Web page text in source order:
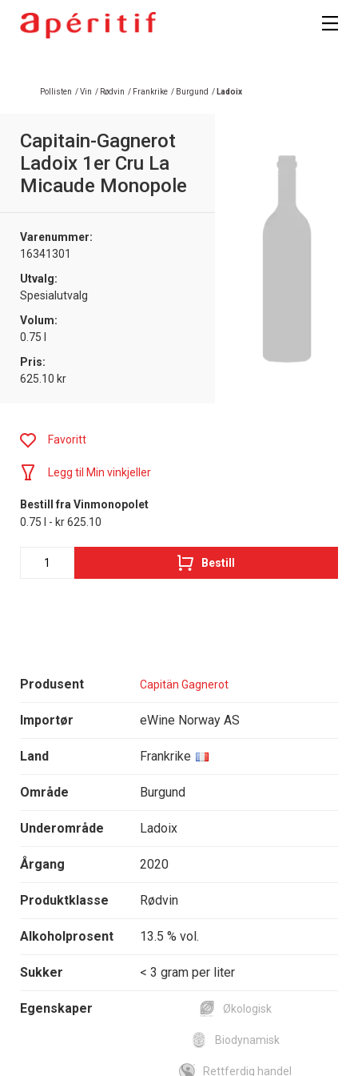
Pollisten /Vin / Rødvin / Frankrike / Burgund / Ladoix
Capitain-Gagnerot
Ladoix 1er Cru La
Micaude Monopole
Varenummer:
16341301
Utvalg:
Spesialutvalg
Volum:
0.75 l
Pris:
625.10 kr
Produsent Capitän Gagnerot
Importør eWine Norway AS
Land Frankrike
Område Burgund
Underområde Ladoix
Årgang 2020
Produktklasse Rødvin
Alkoholprosent 13.5 % vol.
Sukker < 3 gram per liter
Egenskaper Økologisk
Biodynamisk
Rettferdig handel
Favoritt
Legg til Min vinkjeller
Bestill fra Vinmonopolet
0.75 l - kr 625.10
Bestill